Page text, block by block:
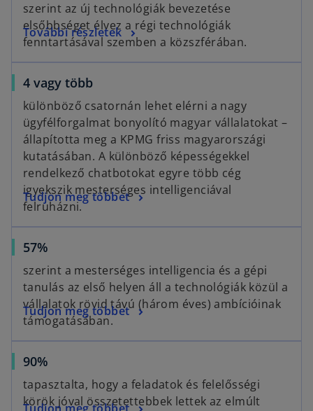
szerint az új technológiák bevezetése
elsőbbséget élvez a régi technológiák
fenntartásával szemben a közszférában.
További részletek
4 vagy többo
e
n
s
i
n
a
e
t
a
b
különböző csatornán lehet elérni a nagy
ügyfélforgalmat bonyolító magyar vállalatokat –
állapította meg a KPMG friss magyarországi
kutatásában. A különböző képességekkel
rendelkező chatbotokat egyre több cég
igyekszik mesterséges intelligenciával
felruházni.
Tudjon meg többet
o
p
e
n
i
a
w
t
a
57%
p
e
n
s
i
n
n
e
szerint a mesterséges intelligencia és a gépi
tanulás az első helyen áll a technológiák közül a
vállalatok rövid távú (három éves) ambícióinak
támogatásában.
Tudjon meg többet
o
p
e
n
s
i
90%
e
tapasztalta, hogy a feladatok és felelősségi
körök jóval összetettebbek lettek az elmúlt
o